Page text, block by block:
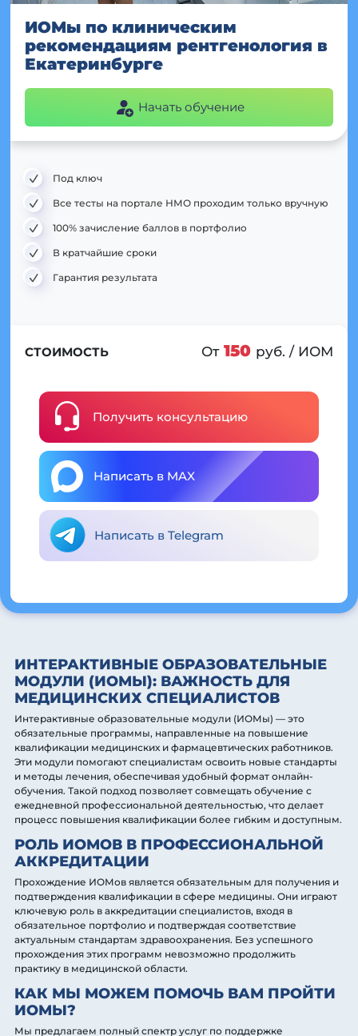
ИОМы по клиническим
рекомендациям рентгенология в
Екатеринбурге
Начать обучение
Под ключ
Все тесты на портале НМО проходим только вручную
100% зачисление баллов в портфолио
В кратчайшие сроки
Гарантия результата
СТОИМОСТЬ От 150 руб. / ИОМ
Получить консультацию
Написать в MAX
Написать в Telegram
ИНТЕРАКТИВНЫЕ ОБРАЗОВАТЕЛЬНЫЕ
МОДУЛИ (ИОМЫ): ВАЖНОСТЬ ДЛЯ
МЕДИЦИНСКИХ СПЕЦИАЛИСТОВ
Интерактивные образовательные модули (ИОМы) — это
обязательные программы, направленные на повышение
квалификации медицинских и фармацевтических работников.
Эти модули помогают специалистам освоить новые стандарты
и методы лечения, обеспечивая удобный формат онлайн-
обучения. Такой подход позволяет совмещать обучение с
ежедневной профессиональной деятельностью, что делает
процесс повышения квалификации более гибким и доступным.
РОЛЬ ИОМОВ В ПРОФЕССИОНАЛЬНОЙ
АККРЕДИТАЦИИ
Прохождение ИОМов является обязательным для получения и
подтверждения квалификации в сфере медицины. Они играют
ключевую роль в аккредитации специалистов, входя в
обязательное портфолио и подтверждая соответствие
актуальным стандартам здравоохранения. Без успешного
прохождения этих программ невозможно продолжить
практику в медицинской области.
КАК МЫ МОЖЕМ ПОМОЧЬ ВАМ ПРОЙТИ
ИОМЫ?
Мы предлагаем полный спектр услуг по поддержке